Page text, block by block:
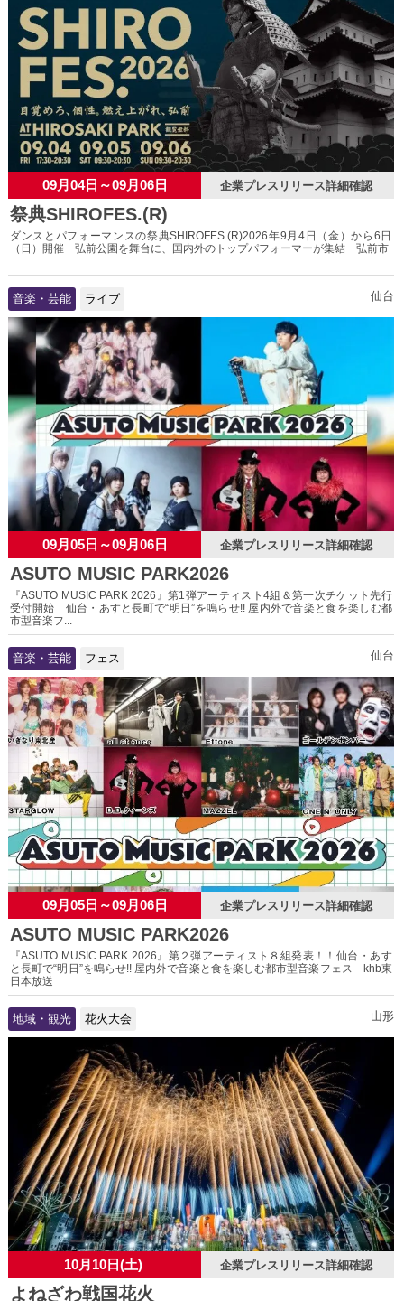
09月04日～09月06日 企業プレスリリース詳細確認
祭典SHIROFES.(R)
ダンスとパフォーマンスの祭典SHIROFES.(R)2026年9月4日（金）から6日
（日）開催 弘前公園を舞台に、国内外のトップパフォーマーが集結 弘前市
音楽・芸能 ライブ 仙台
09月05日～09月06日 企業プレスリリース詳細確認
ASUTO MUSIC PARK2026
『ASUTO MUSIC PARK 2026』第1弾アーティスト4組＆第一次チケット先行
受付開始 仙台・あすと長町で“明日”を鳴らせ!! 屋内外で音楽と食を楽しむ都
市型音楽フ...
音楽・芸能 フェス 仙台
09月05日～09月06日 企業プレスリリース詳細確認
ASUTO MUSIC PARK2026
『ASUTO MUSIC PARK 2026』第２弾アーティスト８組発表！！仙台・あす
と長町で“明日”を鳴らせ!! 屋内外で音楽と食を楽しむ都市型音楽フェス khb東
日本放送
地域・観光 花火大会 山形
10月10日(土) 企業プレスリリース詳細確認
よねざわ戦国花火